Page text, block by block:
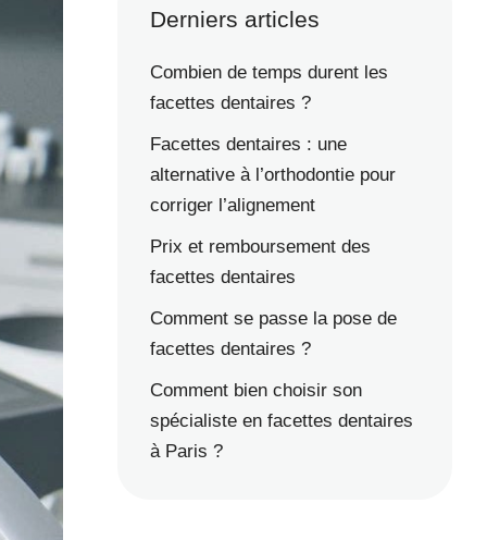
Derniers articles
Combien de temps durent les
facettes dentaires ?
Facettes dentaires : une
alternative à l’orthodontie pour
corriger l’alignement
Prix et remboursement des
facettes dentaires
Comment se passe la pose de
facettes dentaires ?
Comment bien choisir son
spécialiste en facettes dentaires
à Paris ?